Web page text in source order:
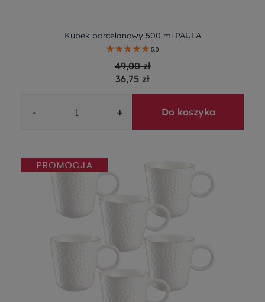
Kubek porcelanowy 500 ml PAULA
5.0
49,00 zł
36,75 zł
- + Do koszyka